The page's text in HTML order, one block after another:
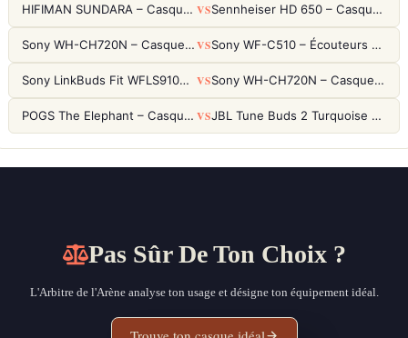
HIFIMAN SUNDARA – Casque Planar Magnetic Ouvert Over-Ear Audiophile VS Sennheiser HD 650 – Casque audiophile ouvert pour l'écoute analytique
Sony WH-CH720N – Casque ANC 35h, Ultra-léger (192g) avec Processeur V1 VS Sony WF-C510 – Écouteurs True Wireless compacts, autonomie 22h et multipoint
Sony LinkBuds Fit WFLS910NW Blanc – Écouteurs Sport Ailes ANC VS Sony WH-CH720N – Casque ANC 35h, Ultra-léger (192g) avec Processeur V1
POGS The Elephant – Casque Filaire Enfants 85dB POGS-Safe™ (Éco-Responsable) VS JBL Tune Buds 2 Turquoise – Écouteurs True Wireless avec ANC et autonomie 48h
Pas Sûr De Ton Choix ?
L'Arbitre de l'Arène analyse ton usage et désigne ton équipement idéal.